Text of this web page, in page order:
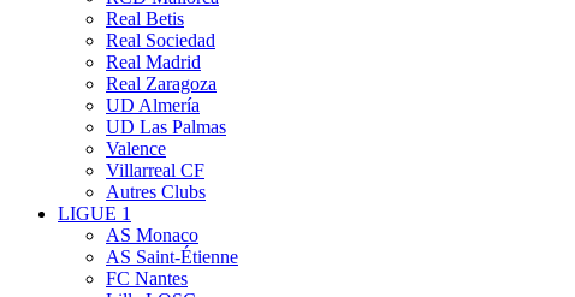
Real Betis
Real Sociedad
Real Madrid
Real Zaragoza
UD Almería
UD Las Palmas
Valence
Villarreal CF
Autres Clubs
LIGUE 1
AS Monaco
AS Saint-Étienne
FC Nantes